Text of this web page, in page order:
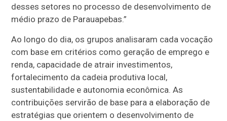
desses setores no processo de desenvolvimento de
médio prazo de Parauapebas.”
Ao longo do dia, os grupos analisaram cada vocação
com base em critérios como geração de emprego e
renda, capacidade de atrair investimentos,
fortalecimento da cadeia produtiva local,
sustentabilidade e autonomia econômica. As
contribuições servirão de base para a elaboração de
estratégias que orientem o desenvolvimento de